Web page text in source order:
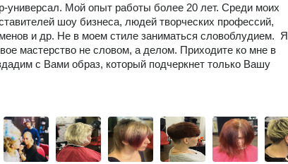
универсал. Мой опыт работы более 20 лет. Среди моих
шоу бизнеса, людей творческих профессий,
и др. Не в моем стиле заниматься словоблудием. Я
мастерство не словом, а делом. Приходите ко мне в
с Вами образ, который подчеркнет только Вашу